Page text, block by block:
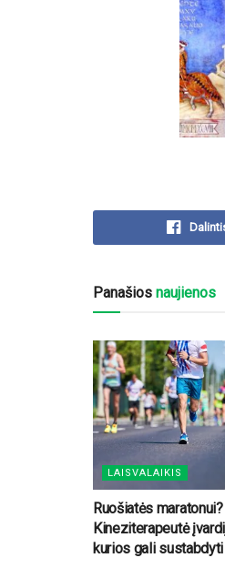
Panašios naujienos
LAISVALAIKIS
Ruošiatės maratonui?
Kineziterapeutė
kurios gali